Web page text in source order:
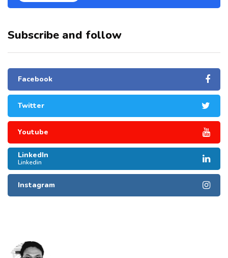
Subscribe and follow
Facebook
Twitter
Youtube
LinkedIn
Linkedin
Instagram